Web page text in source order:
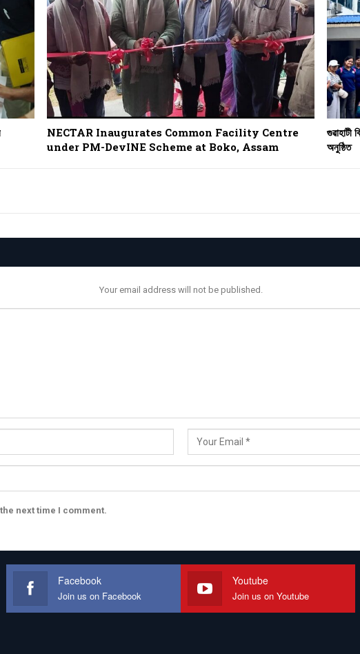
NECTAR Inaugurates Common Facility Centre
under PM-DevINE Scheme at Boko, Assam
গুৱাহাটী
অনুষ্ঠিত
Your email address will not be published.
next time I comment.
Facebook
Join us on Facebook
Youtube
Join us on Youtube